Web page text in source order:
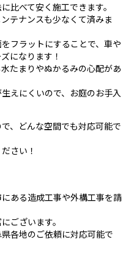
比べて安く施工できます。
テナンスも少なくて済みま
フラットにすることで、車や
になります！
たまりやぬかるみの心配があ
えにくいので、お庭のお手入
、どんな空間でも対応可能で
さい！
ある造成工事や外構工事を請
ございます。
各地のご依頼に対応可能で